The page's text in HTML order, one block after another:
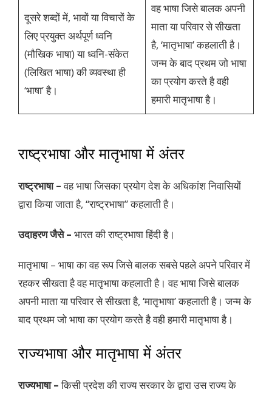
दूसरे शब्दों में, भावों या विचारों के
लिए प्रयुक्त अर्थपूर्ण ध्वनि
(मौखिक भाषा) या ध्वनि-संकेत
(लिखित भाषा) की व्यवस्था ही
‘भाषा’ है।
वह भाषा जिसे बालक अपनी
माता या परिवार से सीखता
है, ‘मातृभाषा’ कहलाती है।
जन्म के बाद प्रथम जो भाषा
का प्रयोग करते है वही
हमारी मातृभाषा है।
राष्ट्रभाषा और मातृभाषा में अंतर
राष्ट्रभाषा –वह भाषा जिसका प्रयोग देश के अधिकांश निवासियों
द्वारा किया जाता है, “राष्ट्रभाषा” कहलाती है।
उदाहरण जैसे – भारत की राष्ट्रभाषा हिंदी है।
मातृभाषा – भाषा का वह रूप जिसे बालक सबसे पहले अपने परिवार में
रहकर सीखता है वह मातृभाषा कहलाती है। वह भाषा जिसे बालक
अपनी माता या परिवार से सीखता है, ‘मातृभाषा’ कहलाती है। जन्म के
बाद प्रथम जो भाषा का प्रयोग करते है वही हमारी मातृभाषा है।
राज्यभाषा और मातृभाषा में अंतर
राज्यभाषा –किसी प्रदेश की राज्य सरकार के द्वारा उस राज्य के